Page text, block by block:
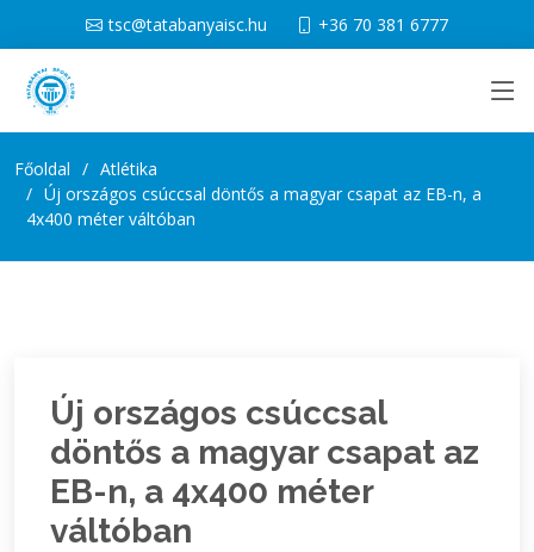
tsc@tatabanyaisc.hu +36 70 381 6777
Főoldal
Atlétika
Új országos csúccsal döntős a magyar csapat az EB-n, a
4x400 méter váltóban
Új országos csúccsal
döntős a magyar csapat az
EB-n, a 4x400 méter
váltóban